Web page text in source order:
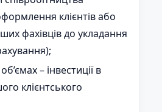
клієнтів або
фахівців до укладання
– інвестиції в
клієнтського